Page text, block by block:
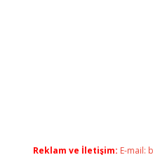
Reklam ve İletişim: E-mail: